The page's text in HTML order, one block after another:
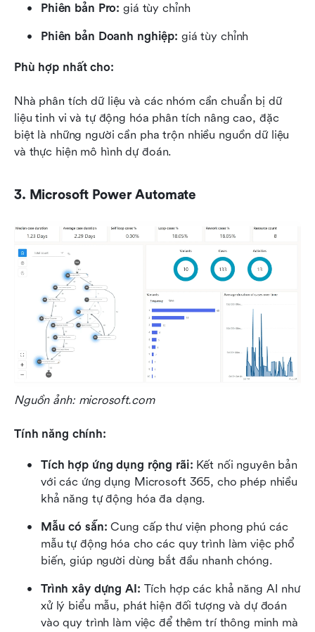
Phiên bản Pro: giá tùy chỉnh
Phiên bản Doanh nghiệp: giá tùy chỉnh
Phù hợp nhất cho:
Nhà phân tích dữ liệu và các nhóm cần chuẩn bị dữ
liệu tinh vi và tự động hóa phân tích nâng cao, đặc
biệt là những người cần pha trộn nhiều nguồn dữ liệu
và thực hiện mô hình dự đoán.
3. Microsoft Power Automate
Nguồn ảnh: microsoft.com
Tính năng chính:
Tích hợp ứng dụng rộng rãi: Kết nối nguyên bản
với các ứng dụng Microsoft 365, cho phép nhiều
khả năng tự động hóa đa dạng.
Mẫu có sẵn: Cung cấp thư viện phong phú các
mẫu tự động hóa cho các quy trình làm việc phổ
biến, giúp người dùng bắt đầu nhanh chóng.
Trình xây dựng AI: Tích hợp các khả năng AI như
xử lý biểu mẫu, phát hiện đối tượng và dự đoán
vào quy trình làm việc để thêm trí thông minh mà